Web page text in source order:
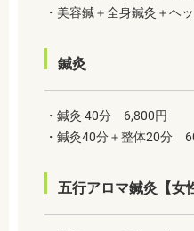
・美容鍼＋全身鍼灸＋ヘ
鍼灸
・鍼灸 40分 6,800円
・鍼灸40分＋整体20分
五行アロマ鍼灸【女